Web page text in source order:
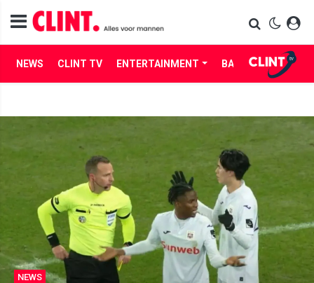
NEWS CLINT TV ENTERTAINMENT BABES LIFE
NEWS